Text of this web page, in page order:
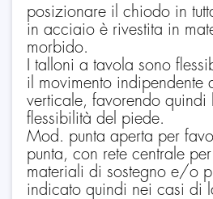
posizionare il chiodo in
in acciaio è rivestita in
morbido.
I talloni a tavola sono
il movimento indipendente
verticale, favorendo quindi
flessibilità del piede.
Mod. punta aperta per
punta, con rete centrale
materiali di sostegno e/o
indicato quindi nei casi di